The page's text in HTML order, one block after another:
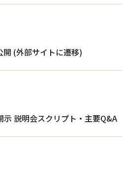
(外部サイトに遷移)
説明会スクリプト・主要Q&A